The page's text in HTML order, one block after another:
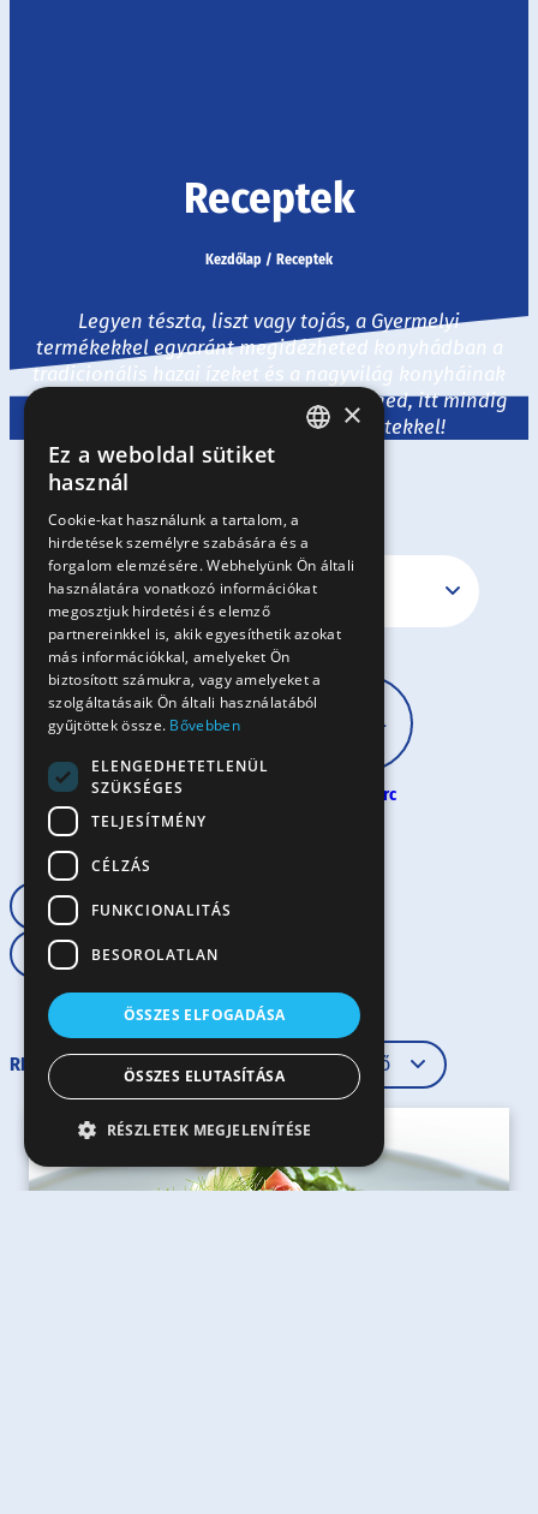
Receptek
Kezdőlap / Receptek
Legyen tészta, liszt vagy tojás, a Gyermelyi
termékekkel egyaránt megidézheted konyhádban a
tradicionális hazai ízeket és a nagyvilág konyháinak
legjavát. Ha egy kis ihletre van szükséged, itt mindig
várunk ízletes és izgalmas receptekkel!
30 perc 60+ perc
Haladó Halas
Rövid tészta
RENDEZÉS
SK
RO
×
Ez a weboldal sütiket
használ
Cookie-kat használunk a tartalom, a
hirdetések személyre szabására és a
forgalom elemzésére. Webhelyünk Ön általi
használatára vonatkozó információkat
megosztjuk hirdetési és elemző
partnereinkkel is, akik egyesíthetik azokat
más információkkal, amelyeket Ön
biztosított számukra, vagy amelyeket a
szolgáltatásaik Ön általi használatából
gyűjtöttek össze. Bővebben
ELENGEDHETETLENÜL
SZÜKSÉGES
TELJESÍTMÉNY
CÉLZÁS
FUNKCIONALITÁS
BESOROLATLAN
ÖSSZES ELFOGADÁSA
ÖSSZES ELUTASÍTÁSA
RÉSZLETEK MEGJELENÍTÉSE